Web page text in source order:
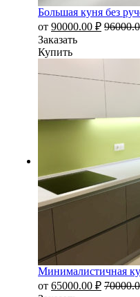
Большая куня без
от 90000.00 ₽
Заказать
Купить
Минималистичная
от 65000.00 ₽